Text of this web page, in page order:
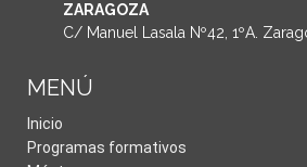
ZARAGOZA
C/ Manuel Lasala Nº42, 1ºA.
MENÚ
Inicio
Programas formativos